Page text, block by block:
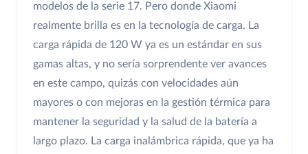
modelos de la serie 17. Pero donde Xiaomi
realmente brilla es en la tecnología de carga. La
carga rápida de 120 W ya es un estándar en sus
gamas altas, y no sería sorprendente ver avances
en este campo, quizás con velocidades aún
mayores o con mejoras en la gestión térmica para
mantener la seguridad y la salud de la batería a
largo plazo. La carga inalámbrica rápida, que ya ha